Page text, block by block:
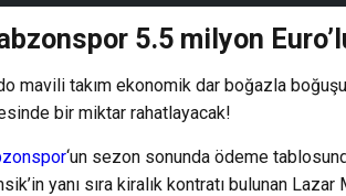
5.5 milyon
mavili takım ekonomik dar boğazla
bir miktar rahatlayacak!
‘un sezon sonunda ödeme
yanı sıra kiralık kontratı bulunan